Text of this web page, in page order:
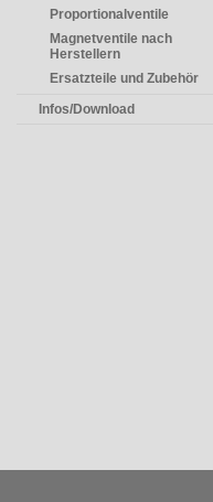
Proportionalventile
Magnetventile nach
Herstellern
Ersatzteile und Zubehör
Infos/Download